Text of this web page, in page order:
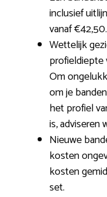
inclusief
vanaf €42,50.
Wettelijk
profieldiepte
Om
om je
het profiel
is, adviseren
Nieuwe
kosten
kosten
set.